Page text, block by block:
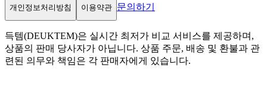
개인정보처리방침 이용약관 문의하기
득템(DEUKTEM)은 실시간 최저가 비교 서비스를 제공하며,
상품의 판매 당사자가 아닙니다. 상품 주문, 배송 및 환불과 관
련된 의무와 책임은 각 판매자에게 있습니다.